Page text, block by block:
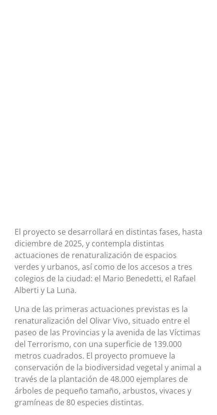
El proyecto se desarrollará en distintas fases, hasta
diciembre de 2025, y contempla distintas
actuaciones de renaturalización de espacios
verdes y urbanos, así como de los accesos a tres
colegios de la ciudad: el Mario Benedetti, el Rafael
Alberti y La Luna.
Una de las primeras actuaciones previstas es la
renaturalización del Olivar Vivo, situado entre el
paseo de las Provincias y la avenida de las Víctimas
del Terrorismo, con una superficie de 139.000
metros cuadrados. El proyecto promueve la
conservación de la biodiversidad vegetal y animal a
través de la plantación de 48.000 ejemplares de
árboles de pequeño tamaño, arbustos, vivaces y
gramíneas de 80 especies distintas.